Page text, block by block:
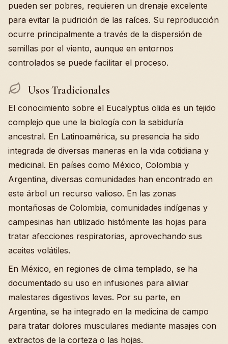
pueden ser pobres, requieren un drenaje excelente
para evitar la pudrición de las raíces. Su reproducción
ocurre principalmente a través de la dispersión de
semillas por el viento, aunque en entornos
controlados se puede facilitar el proceso.
Usos Tradicionales
El conocimiento sobre el Eucalyptus olida es un tejido
complejo que une la biología con la sabiduría
ancestral. En Latinoamérica, su presencia ha sido
integrada de diversas maneras en la vida cotidiana y
medicinal. En países como México, Colombia y
Argentina, diversas comunidades han encontrado en
este árbol un recurso valioso. En las zonas
montañosas de Colombia, comunidades indígenas y
campesinas han utilizado histómente las hojas para
tratar afecciones respiratorias, aprovechando sus
aceites volátiles.
En México, en regiones de clima templado, se ha
documentado su uso en infusiones para aliviar
malestares digestivos leves. Por su parte, en
Argentina, se ha integrado en la medicina de campo
para tratar dolores musculares mediante masajes con
extractos de la corteza o las hojas.